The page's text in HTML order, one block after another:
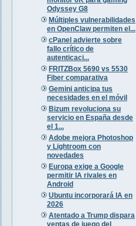
Odyssey G8
Múltiples vulnerabilidades
en OpenClaw permiten el...
cPanel advierte sobre
fallo crítico de
autenticaci...
FRITZBox 5690 vs 5530
Fiber comparativa
Gemini anticipa tus
necesidades en el móvil
Bizum revoluciona su
servicio en España desde
el 1...
Adobe mejora Photoshop
y Lightroom con
novedades
Europa exige a Google
permitir IA rivales en
Android
Ubuntu incorporará IA en
2026
Atentado a Trump dispara
ventas de juego del